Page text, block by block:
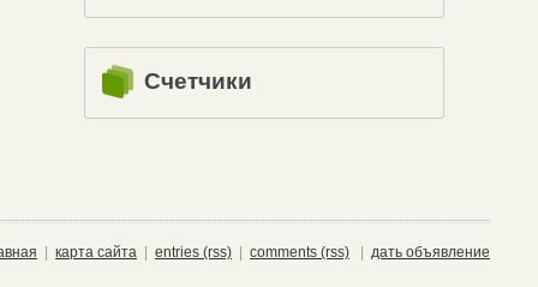
Счетчики
карта сайта entries (rss) comments (rss) дать объявление